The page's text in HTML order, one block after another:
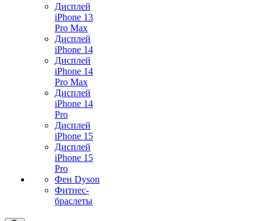
Дисплей
iPhone 13
Pro Max
Дисплей
iPhone 14
Дисплей
iPhone 14
Pro Max
Дисплей
iPhone 14
Pro
Дисплей
iPhone 15
Дисплей
iPhone 15
Pro
Фен Dyson
Фитнес-
браслеты